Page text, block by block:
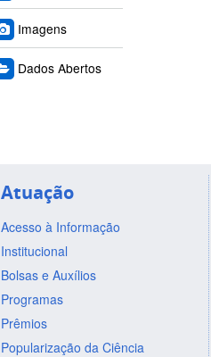
Imagens
Dados Abertos
Atuação
Acesso à Informação
Institucional
Bolsas e Auxílios
Programas
Prêmios
Popularização da Ciência